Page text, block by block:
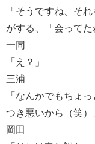
「そうですね、そ
がする、「会ってた
一同
「え？」
三浦
「なんかでもちょ
つき悪いから（笑）
岡田